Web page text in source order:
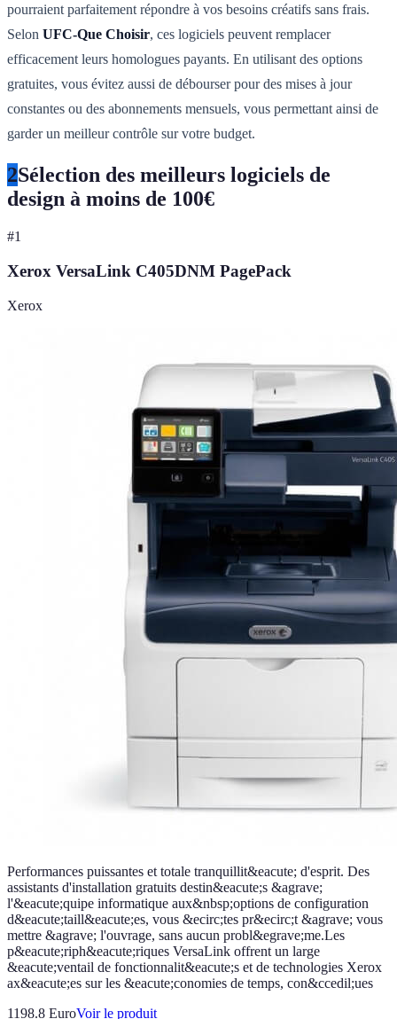
pourraient parfaitement répondre à vos besoins créatifs sans frais.
Selon UFC-Que Choisir, ces logiciels peuvent remplacer
efficacement leurs homologues payants. En utilisant des options
gratuites, vous évitez aussi de débourser pour des mises à jour
constantes ou des abonnements mensuels, vous permettant ainsi de
garder un meilleur contrôle sur votre budget.
2Sélection des meilleurs logiciels de
design à moins de 100€
#1
Xerox VersaLink C405DNM PagePack
Xerox
Performances puissantes et totale tranquillit&eacute; d'esprit. Des
assistants d'installation gratuits destin&eacute;s &agrave;
l'&eacute;quipe informatique aux&nbsp;options de configuration
d&eacute;taill&eacute;es, vous &ecirc;tes pr&ecirc;t &agrave; vous
mettre &agrave; l'ouvrage, sans aucun probl&egrave;me.Les
p&eacute;riph&eacute;riques VersaLink offrent un large
&eacute;ventail de fonctionnalit&eacute;s et de technologies Xerox
ax&eacute;es sur les &eacute;conomies de temps, con&ccedil;ues
1198.8 EuroVoir le produit